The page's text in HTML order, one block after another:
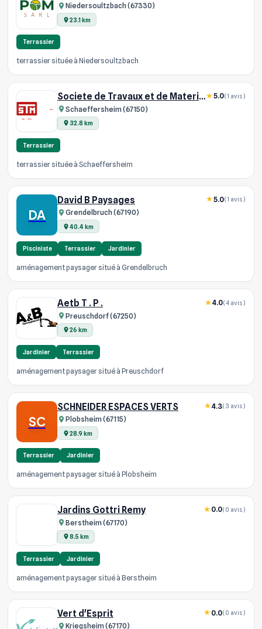
Niedersoultzbach (67330)
23.1 km
Terrassier
terrassier située à Niedersoultzbach
Societe de Travaux et de Materiaux STM
Schaeffersheim (67150)
32.8 km
5.0(1 avis)
Terrassier
terrassier située à Schaeffersheim
DA
David B Paysages
Grendelbruch (67190)
40.4 km
5.0(1 avis)
Pisciniste Terrassier Jardinier
aménagement paysager situé à Grendelbruch
Aetb T . P .
Preuschdorf (67250)
26 km
4.0(4 avis)
Jardinier Terrassier
aménagement paysager situé à Preuschdorf
SC
SCHNEIDER ESPACES VERTS
Plobsheim (67115)
28.9 km
4.3(3 avis)
Terrassier Jardinier
aménagement paysager situé à Plobsheim
Jardins Gottri Remy
Berstheim (67170)
8.5 km
0.0(0 avis)
Terrassier Jardinier
aménagement paysager situé à Berstheim
Vert d'Esprit
Kriegsheim (67170)
0.0(0 avis)